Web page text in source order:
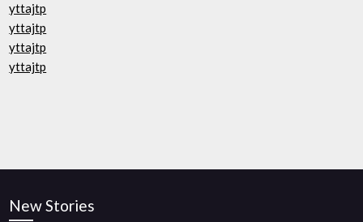
yttajtp
yttajtp
yttajtp
yttajtp
New Stories